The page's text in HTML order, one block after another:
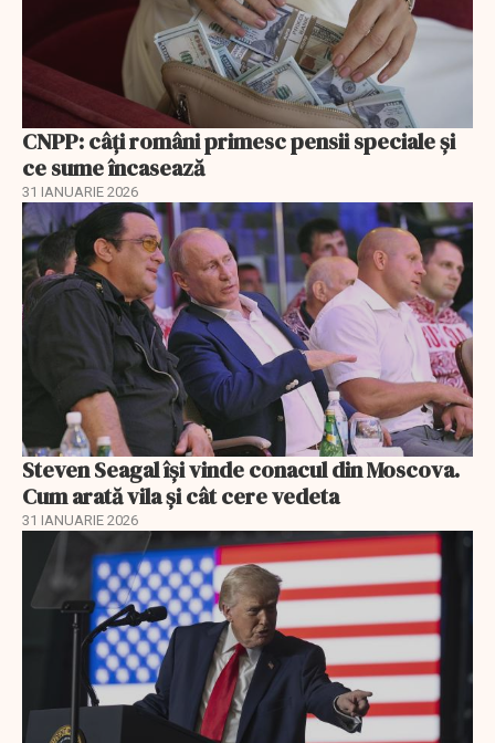
CNPP: câți români primesc pensii speciale și
ce sume încasează
31 IANUARIE 2026
Steven Seagal își vinde conacul din Moscova.
Cum arată vila și cât cere vedeta
31 IANUARIE 2026